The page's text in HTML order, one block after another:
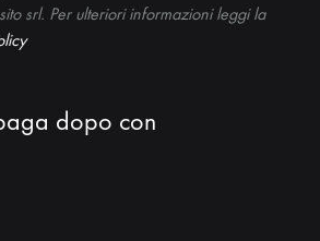
srl. Per ulteriori informazioni leggi la
dopo con